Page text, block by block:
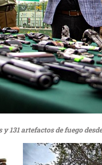
131 artefactos de fuego